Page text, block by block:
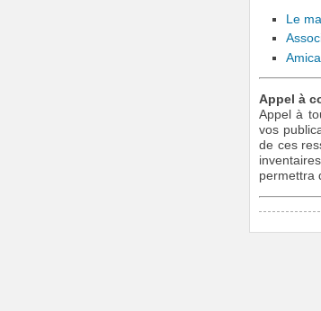
Le
Appel à
Appel à
vos
de ces
permettra